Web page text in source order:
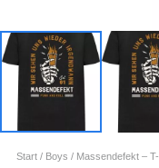
Start / Boys / Massendefekt –